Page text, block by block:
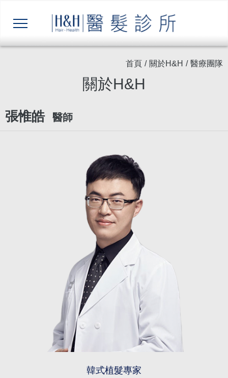
關於H&H
首頁 / 關於H&H / 醫療團隊
張惟皓 醫師
韓式植髮專家